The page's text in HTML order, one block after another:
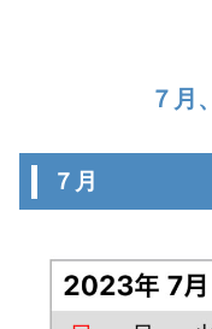
７月
７月